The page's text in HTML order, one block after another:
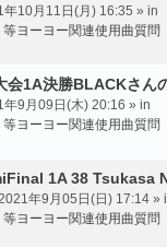
年10月11日(月) 16:35 » in
ヨーヨー関連使用曲質問
会1A決勝BLACKさん
年9月09日(木) 20:16 » in
ヨーヨー関連使用曲質問
1A 38 Tsukasa
年9月05日(日) 17:14 »
ヨーヨー関連使用曲質問